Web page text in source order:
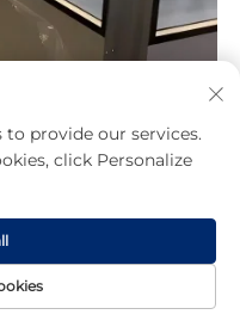
DE SCIENCES
provide our services.
click Personalize